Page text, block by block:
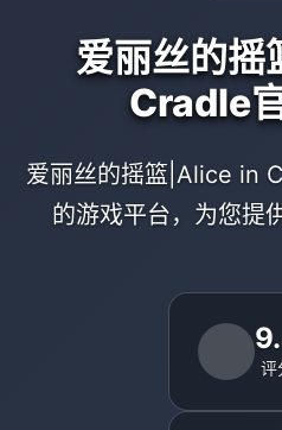
爱丽丝的
Cradle
爱丽丝的摇篮|Alice in
的游戏平台，为您提
评